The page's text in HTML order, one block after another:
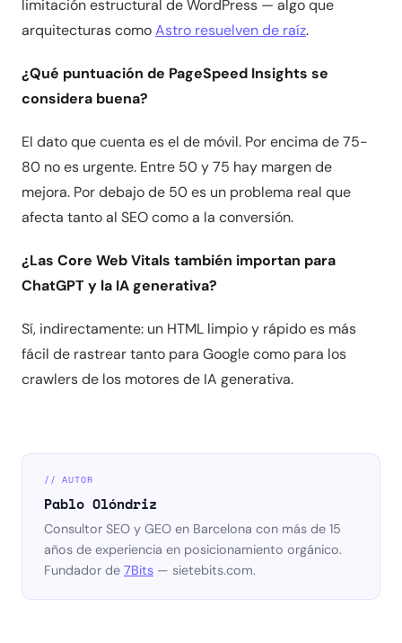
limitación estructural de WordPress — algo que
arquitecturas comoAstro resuelven de raíz.
¿Qué puntuación de PageSpeed Insights se
considera buena?
El dato que cuenta es el de móvil. Por encima de 75-
80 no es urgente. Entre 50 y 75 hay margen de
mejora. Por debajo de 50 es un problema real que
afecta tanto al SEO como a la conversión.
¿Las Core Web Vitals también importan para
ChatGPT y la IA generativa?
Sí, indirectamente: un HTML limpio y rápido es más
fácil de rastrear tanto para Google como para los
crawlers de los motores de IA generativa.
// AUTOR
Pablo Olóndriz
Consultor SEO y GEO en Barcelona con más de 15
años de experiencia en posicionamiento orgánico.
Fundador de 7Bits — sietebits.com.